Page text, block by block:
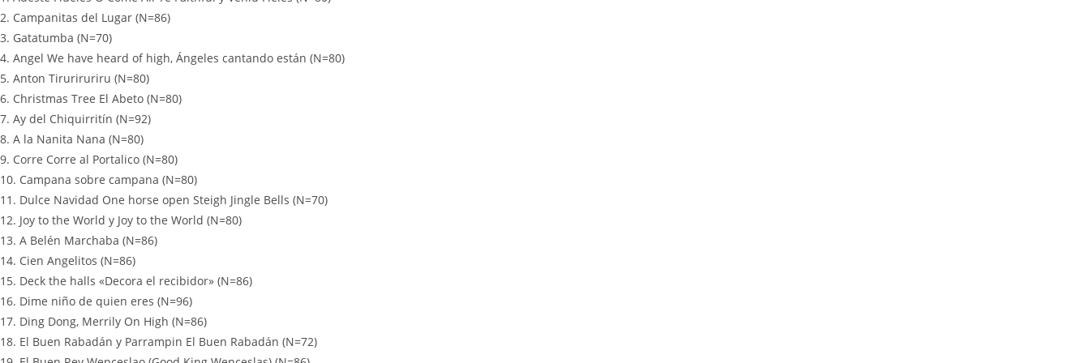
2. Campanitas del Lugar (N=86)
3. Gatatumba (N=70)
4. Angel We have heard of high, Ángeles cantando están (N=80)
5. Anton Tiruriruriru (N=80)
6. Christmas Tree El Abeto (N=80)
7. Ay del Chiquirritín (N=92)
8. A la Nanita Nana (N=80)
9. Corre Corre al Portalico (N=80)
10. Campana sobre campana (N=80)
11. Dulce Navidad One horse open Steigh Jingle Bells (N=70)
12. Joy to the World y Joy to the World (N=80)
13. A Belén Marchaba (N=86)
14. Cien Angelitos (N=86)
15. Deck the halls «Decora el recibidor» (N=86)
16. Dime niño de quien eres (N=96)
17. Ding Dong, Merrily On High (N=86)
18. El Buen Rabadán y Parrampin El Buen Rabadán (N=72)